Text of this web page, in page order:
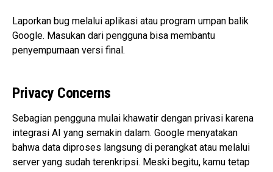
Laporkan bug melalui aplikasi atau program umpan balik
Google. Masukan dari pengguna bisa membantu
penyempurnaan versi final.
Privacy Concerns
Sebagian pengguna mulai khawatir dengan privasi karena
integrasi AI yang semakin dalam. Google menyatakan
bahwa data diproses langsung di perangkat atau melalui
server yang sudah terenkripsi. Meski begitu, kamu tetap